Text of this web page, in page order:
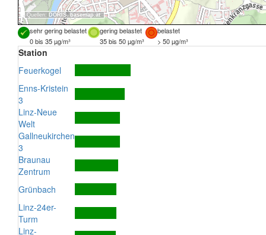
Quellen: DORIS, basemap.at
sehr gering belastet gering belastet
belastet
0 bis 35 µg/m³
35 bis 50 µg/m³ > 50 µg/m³
Station
Feuerkogel
Enns-Kristein
3
Linz-Neue
Welt
Gallneukirchen
3
Braunau
Zentrum
Grünbach
Linz-24er-
Turm
Linz-